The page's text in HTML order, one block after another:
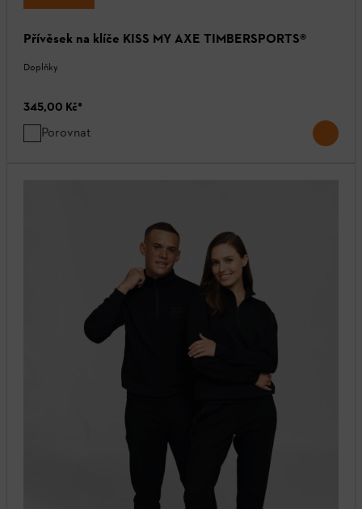
Přívěsek na klíče KISS MY AXE TIMBERSPORTS®
Doplňky
345,00 Kč*
Porovnat